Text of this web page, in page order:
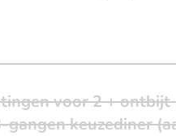
voor 2 +
gangen keuzediner